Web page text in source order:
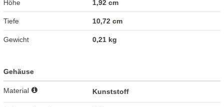
Höhe 1,92 cm
Tiefe 10,72 cm
Gewicht 0,21 kg
Gehäuse
Material Kunststoff